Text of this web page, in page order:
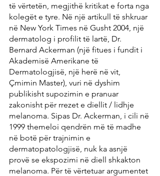
të vërtetën, megjithë kritikat e forta nga
kolegët e tyre. Në një artikull të shkruar
në New York Times në Gusht 2004, një
dermatolog i profilit të lartë, Dr.
Bernard Ackerman (një fitues i fundit i
Akademisë Amerikane të
Dermatologjisë, një herë në vit,
Çmimin Master), vuri në dyshim
publikisht supozimin e pranuar
zakonisht për rrezet e diellit / lidhje
melanoma. Sipas Dr. Ackerman, i cili në
1999 themeloi qendrën më të madhe
në botë për trajnimin e
dermatopatologjisë, nuk ka asnjë
provë se ekspozimi në diell shkakton
melanoma. Për të vërtetuar argumentet